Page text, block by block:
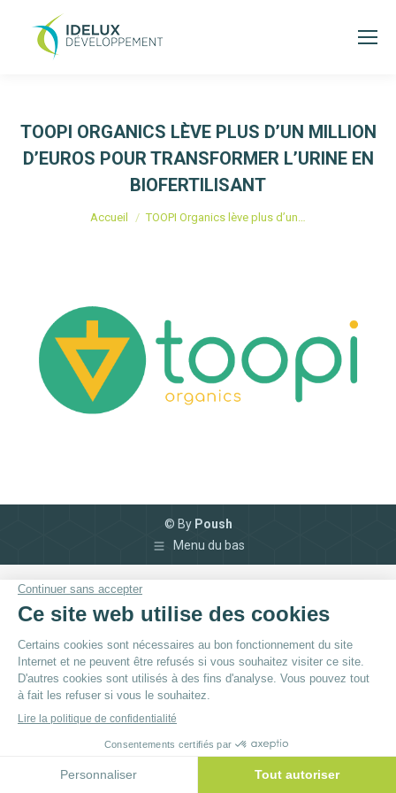
TOOPI ORGANICS LÈVE PLUS D’UN MILLION
D’EUROS POUR TRANSFORMER L’URINE EN
BIOFERTILISANT
Vous êtes ici :
Accueil TOOPI Organics lève plus d’un…
© By Poush
Menu du bas